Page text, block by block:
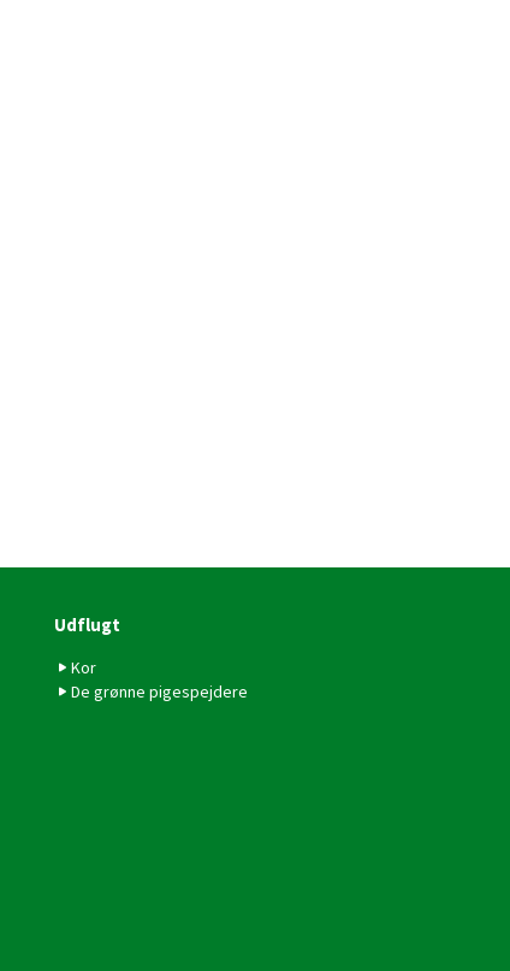
Udflugt
Kor
De grønne pigespejdere